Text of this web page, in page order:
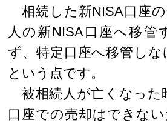
相続した新NISA口座
人の新NISA口座へ移管
ず、特定口座へ移管し
という点です。
被相続人が亡くなった
口座での売却はできな